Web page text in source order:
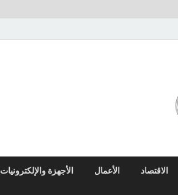
الاقتصاد الأعمال الأجهزة والإلكترونيات